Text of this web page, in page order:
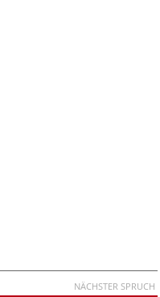
NÄCHSTER SPRUCH